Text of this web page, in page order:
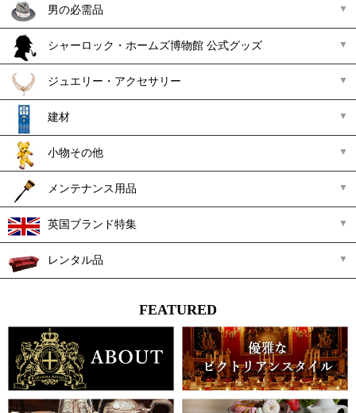
男の必需品
シャーロック・ホームズ博物館 公式グッズ
ジュエリー・アクセサリー
建材
小物その他
メンテナンス用品
英国ブランド特集
レンタル品
FEATURED